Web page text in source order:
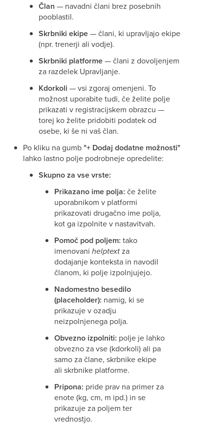
Član — navadni člani brez posebnih
pooblastil.
Skrbniki ekipe— člani, ki upravljajo ekipe
(npr. trenerji ali vodje).
Skrbniki platforme— člani z dovoljenjem
za razdelek Upravljanje.
Kdorkoli — vsi zgoraj omenjeni. To
možnost uporabite tudi, če želite polje
prikazati v registracijskem obrazcu —
torej ko želite pridobiti podatek od
osebe, ki še ni vaš član.
Po kliku na gumb"+ Dodaj dodatne možnosti"
lahko lastno polje podrobneje opredelite:
Skupno za vse vrste:
Prikazano ime polja: če želite
uporabnikom v platformi
prikazovati drugačno ime polja,
kot ga izpolnite v nastavitvah.
Pomoč pod poljem: tako
imenovani helptextza
dodajanje konteksta in navodil
članom, ki polje izpolnjujejo.
Nadomestno besedilo
(placeholder): namig, ki se
prikazuje v ozadju
neizpolnjenega polja.
Obvezno izpolniti: polje je lahko
obvezno za vse (kdorkoli) ali pa
samo za člane, skrbnike ekipe
ali skrbnike platforme.
Pripona: pride prav na primer za
enote (kg, cm, m ipd.) in se
prikazuje za poljem ter
vrednostjo.